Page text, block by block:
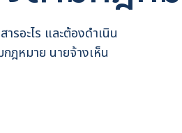
รอะไร และต้องดำเนิน
ฎหมาย นายจ้างเห็น